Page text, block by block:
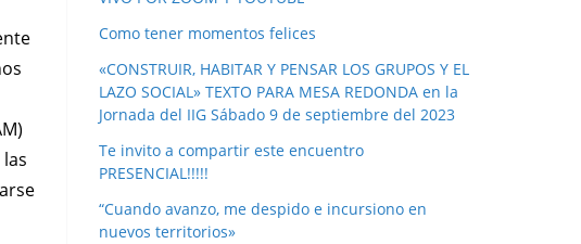
í
e
o
Como tener momentos felices
«CONSTRUIR, HABITAR Y PENSAR LOS GRUPOS Y EL
LAZO SOCIAL» TEXTO PARA MESA REDONDA en la
Jornada del IIG Sábado 9 de septiembre del 2023
Te invito a compartir este encuentro
PRESENCIAL!!!!!
“Cuando avanzo, me despido e incursiono en
nuevos territorios»